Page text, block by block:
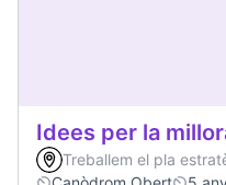
Idees per la
Treballem el pla